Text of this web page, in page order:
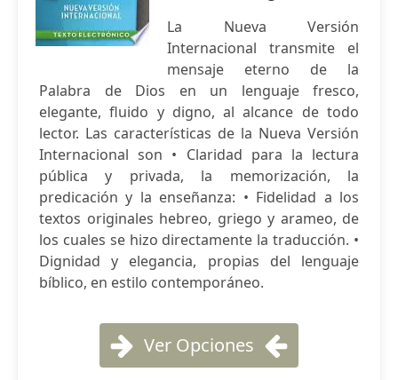
La Nueva Versión
Internacional transmite el
mensaje eterno de la
Palabra de Dios en un lenguaje fresco,
elegante, fluido y digno, al alcance de todo
lector. Las características de la Nueva Versión
Internacional son • Claridad para la lectura
pública y privada, la memorización, la
predicación y la enseñanza: • Fidelidad a los
textos originales hebreo, griego y arameo, de
los cuales se hizo directamente la traducción. •
Dignidad y elegancia, propias del lenguaje
bíblico, en estilo contemporáneo.
Ver Opciones